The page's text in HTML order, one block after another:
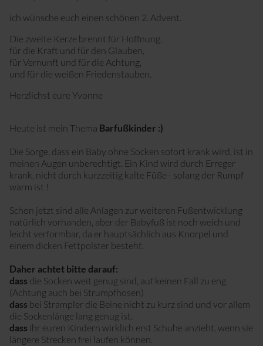
Sport mit Kinderwagen
ich wünsche euch einen schönen 2. Advent.
Die zweite Kerze brennt für Hoffnung,
für die Kraft und für den Glauben,
für Vernunft und für die Achtung,
und für die weißen Friedenstauben.
Herzlichst eure Yvonne
Heute ist mein Thema Barfußkinder :)
Die Sorge, dass ein Baby ohne Socken sofort krank wird, ist in
meinen Augen unberechtigt. Ein Kind wird durch Erreger
krank, nicht durch kurzzeitig kalte Füße - solang der Rumpf
warm ist !
Schon jetzt sind alle Anlagen zur weiteren Fußentwicklung
natürlich vorhanden, aber der Babyfuß ist noch weich und
leicht verformbar, da er hauptsächlich aus Knorpel und
einem dicken Fettpolster besteht.
Daher achtet bitte darauf:
dass die Socken weit genug sind, auf keinen Fall zu eng
(Achtung auch bei Strumpfhosen)
dass bei Strampler die Beine nicht zu kurz sind und vor allem
die Sockenlänge lang genug ist.
dass ihr euren Kindern wirklich erst Schuhe anzieht, wenn sie
längere Strecken frei laufen können.